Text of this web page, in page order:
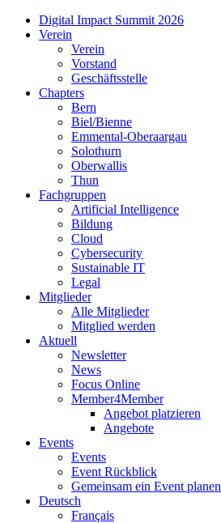
Digital Impact Summit 2026
Verein
Verein
Vorstand
Geschäftsstelle
Chapters
Bern
Biel/Bienne
Emmental-Oberaargau
Solothurn
Oberwallis
Thun
Fachgruppen
Artificial Intelligence
Bildung
Cloud
Cybersecurity
Sustainable IT
Legal
Mitglieder
Alle Mitglieder
Mitglied werden
Aktuell
Newsletter
News
Focus Online
Member4Member
Angebot platzieren
Angebote
Events
Events
Event Rückblick
Gemeinsam ein Event planen
Deutsch
Français